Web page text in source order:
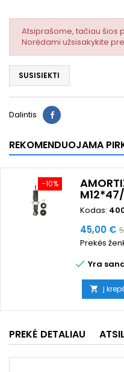
Atsiprašome, tačiau šios
Norėdami užsisakykite
SUSISIEKTI
Dalintis
REKOMENDUOJAMA
−10%
Kodas:
Kaina
45,00 €
Prekės
 Yra
 Į
PREKĖ DETALIAU